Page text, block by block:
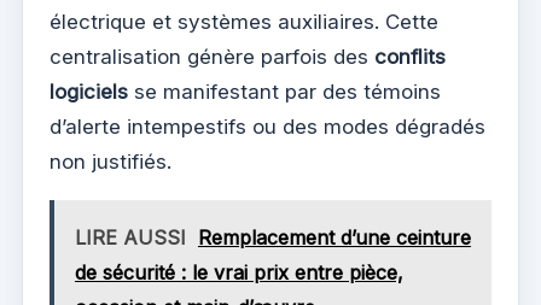
électrique et systèmes auxiliaires. Cette
centralisation génère parfois des conflits
logiciels se manifestant par des témoins
d’alerte intempestifs ou des modes dégradés
non justifiés.
LIRE AUSSI Remplacement d’une ceinture
de sécurité : le vrai prix entre pièce,